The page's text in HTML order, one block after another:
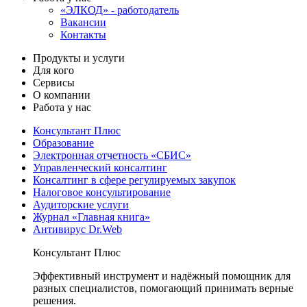
«ЭЛКОД» - работодатель
Вакансии
Контакты
Продукты и услуги
Для кого
Сервисы
О компании
Работа у нас
Консультант Плюс
Образование
Электронная отчетность «СБИС»
Управленческий консалтинг
Консалтинг в сфере регулируемых закупок
Налоговое консультирование
Аудиторские услуги
Журнал «Главная книга»
Антивирус Dr.Web
Консультант Плюс
Эффективный инструмент и надёжный помощник для
разных специалистов, помогающий принимать верные
решения.